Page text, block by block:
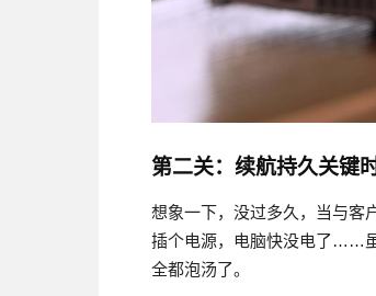
第二关：续航持久关键
想象一下，没过多久，当与客
插个电源，电脑快没电了……
全都泡汤了。